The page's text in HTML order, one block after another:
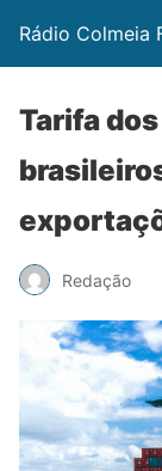
Rádio Colmeia
Tarifa
Redação